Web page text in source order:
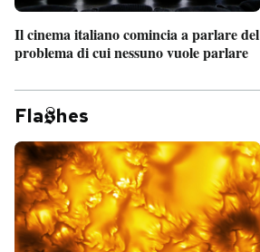
Il cinema italiano comincia a parlare del
problema di cui nessuno vuole parlare
Fla hes